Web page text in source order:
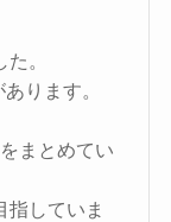
。
ります。
まとめてい
指していま